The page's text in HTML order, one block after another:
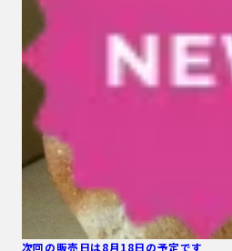
次回の販売日は8月18日の予定です